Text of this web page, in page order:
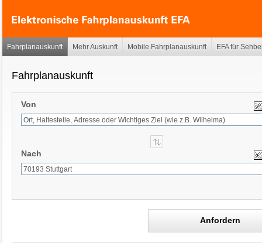
Fahrplanauskunft Mehr Auskunft Mobile Fahrplanauskunft EFA für
Fahrplanauskunft
Von
Nach
Anfordern